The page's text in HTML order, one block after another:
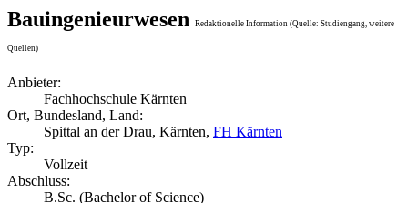
Bauingenieurwesen Redaktionelle Information (Quelle: Studiengang, weitere
Quellen)
Anbieter:
Fachhochschule Kärnten
Ort, Bundesland, Land:
Spittal an der Drau, Kärnten, FH Kärnten
Typ:
Vollzeit
Abschluss:
B.Sc. (Bachelor of Science)